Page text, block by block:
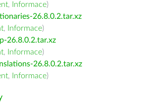
, Informace)
26.8.0.2.tar.xz
, Informace)
26.8.0.2.tar.xz
, Informace)
26.8.0.2.tar.xz
, Informace)